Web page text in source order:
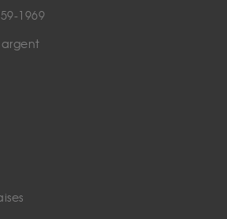
1969
argent